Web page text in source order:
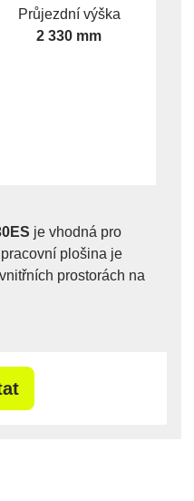
Průjezdní výška
2 330 mm
je vhodná pro
plošina je
prostorách na